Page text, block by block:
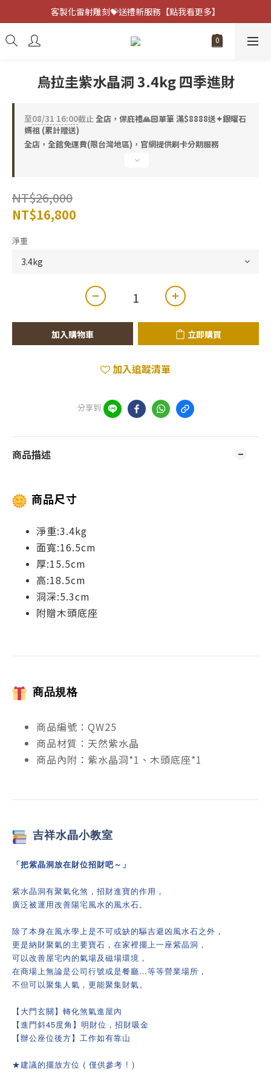
客製化雷射雕刻💝送禮新服務【點我看更多】
客製化雷射雕刻💝送禮新服務【點我看更多】
避邪防小人⚡指定黑曜石 任選兩件75折
烏拉圭紫水晶洞 3.4kg 四季進財
至08/31 16:00截止全店，保庇禮🙏🏻單筆 滿$8888送✦銀曜石
媽祖 (累計贈送)
全店，全館免運費(限台灣地區)，官網提供刷卡分期服務
NT$26,000
NT$16,800
淨重
加入購物車 立即購買
加入追蹤清單
分享到
商品描述
商品尺寸
淨重:3.4kg
面寬:16.5cm
厚:15.5cm
高:18.5cm
洞深:5.3cm
附贈木頭底座
商品規格
商品編號：QW25
商品材質：天然紫水晶
商品內附：紫水晶洞*1、木頭底座*1
吉祥水晶小教室
「把紫晶洞放在財位招財吧～」
紫水晶洞有聚氣化煞，招財進寶的作用，
廣泛被運用改善陽宅風水的風水石。
除了本身在風水學上是不可或缺的驅吉避凶風水石之外，
更是納財聚氣的主要寶石，在家裡擺上一座紫晶洞，
可以改善屋宅內的氣場及磁場環境，
在商場上無論是公司行號或是餐廳…等等營業場所，
不但可以聚集人氣，更能聚集財氣。
【大門玄關】轉化煞氣進屋內
【進門斜45度角】明財位，招財吸金
【辦公座位後方】工作如有靠山
★建議的擺放方位 ( 僅供參考 ! )